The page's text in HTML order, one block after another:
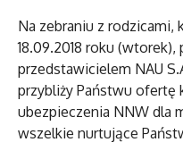
Na zebraniu z rodzicami,
18.09.2018 roku
przedstawicielem NAU
przybliży Państwu ofertę
ubezpieczenia NNW dla
wszelkie nurtujące